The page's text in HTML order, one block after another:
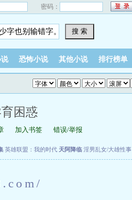
密码：
搜 索
恐怖小说 其他小说 排行榜单
困惑
加入书签 错误/举报
英雄联盟：我的时代 天阿降临 淫男乱女/大雄性事